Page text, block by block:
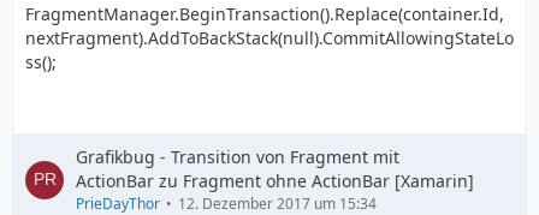
FragmentManager.BeginTransaction().Replace(container.Id,
nextFragment).AddToBackStack(null).CommitAllowingStateLo
ss();
Grafikbug - Transition von Fragment mit
ActionBar zu Fragment ohne ActionBar [Xamarin]
PrieDayThor 12. Dezember 2017 um 15:34